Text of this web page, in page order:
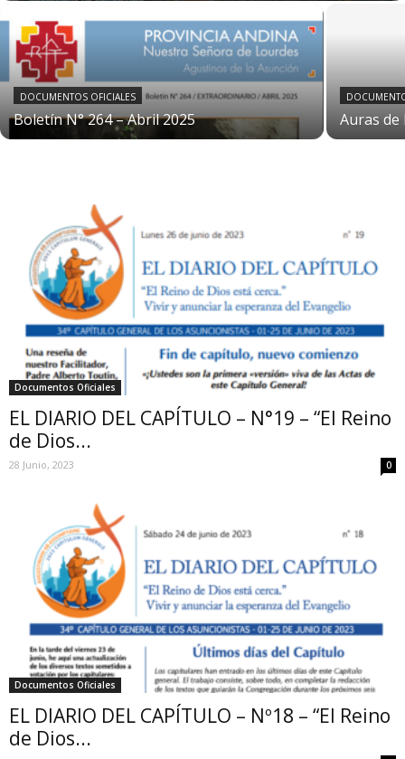
DOCUMENTOS OFICIALES
Boletín N° 264 – Abril 2025 Auras
Documentos Oficiales
EL DIARIO DEL CAPÍTULO – N°19 – “El Reino
de Dios...
28 Junio, 2023 0
Documentos Oficiales
EL DIARIO DEL CAPÍTULO – Nº18 – “El Reino
de Dios...